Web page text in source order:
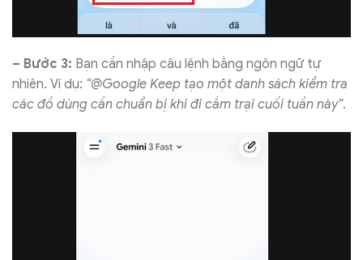
– Bước 3: Bạn cần nhập câu lệnh bằng ngôn ngữ tự
nhiên. Ví dụ: “@Google Keep tạo một danh sách kiểm tra
các đồ dùng cần chuẩn bị khi đi cắm trại cuối tuần này”.